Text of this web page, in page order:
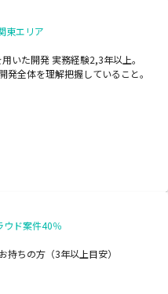
東エリア
用いた開発 実務経験2,3年以上。
全体を理解把握していること。
ウド案件40％
持ちの方（3年以上目安）